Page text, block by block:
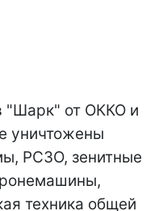
"Шарк" от ОККО и
уничтожены
РСЗО, зенитные
техника общей